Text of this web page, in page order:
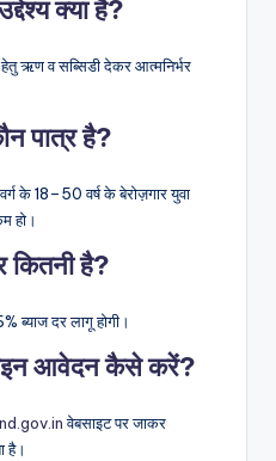
क्या है?
ऋण व सब्सिडी देकर आत्मनिर्भर
पात्र है?
के 18–50 वर्ष के बेरोज़गार युवा
हो।
है?
ब्याज दर लागू होगी।
आवेदन कैसे करें?
वेबसाइट पर जाकर
है।